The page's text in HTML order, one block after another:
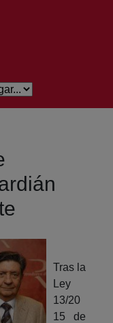
Tras la
Ley
13/20
15 de